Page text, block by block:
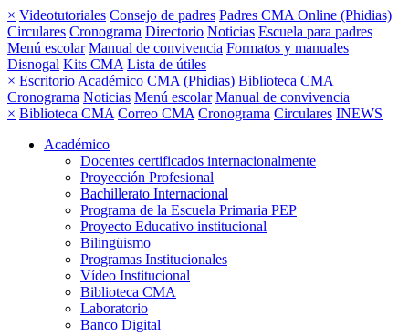
× Videotutoriales Consejo de padres Padres CMA Online (Phidias)
Circulares Cronograma Directorio Noticias Escuela para padres
Menú escolar Manual de convivencia Formatos y manuales
Disnogal Kits CMA Lista de útiles
× Escritorio Académico CMA (Phidias) Biblioteca CMA
Cronograma Noticias Menú escolar Manual de convivencia
× Biblioteca CMA Correo CMA Cronograma Circulares INEWS
Académico
Docentes certificados internacionalmente
Proyección Profesional
Bachillerato Internacional
Programa de la Escuela Primaria PEP
Proyecto Educativo institucional
Bilingüismo
Programas Institucionales
Vídeo Institucional
Biblioteca CMA
Laboratorio
Banco Digital